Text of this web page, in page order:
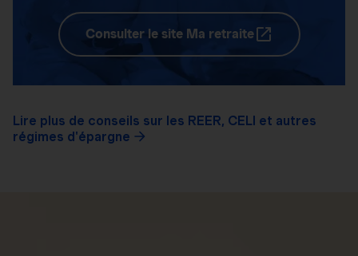
Consulter le site Ma retraite
Lire plus de conseils sur les REER, CELI et autres
régimes d'épargne